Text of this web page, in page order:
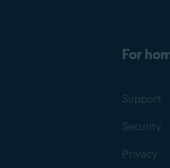
For
Support
Security
Privacy